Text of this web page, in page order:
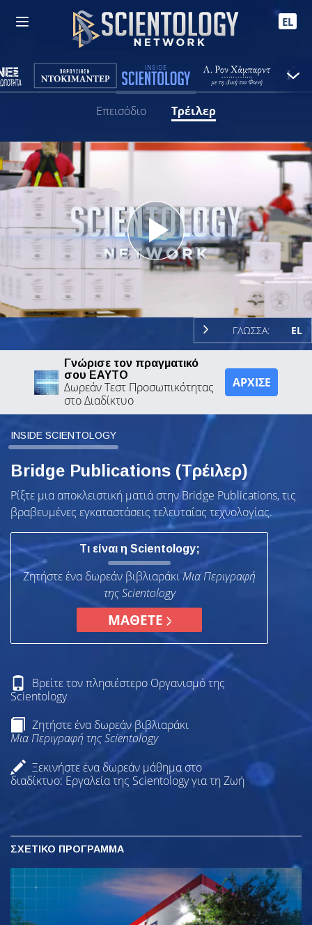
EL
Επεισόδιο Τρέιλερ
Play
ΓΛΩΣΣΑ: EL
Γνώρισε τον πραγματικό
σου ΕΑΥΤΟ
Δωρεάν Τεστ Προσωπικότητας
στο Διαδίκτυο
ΑΡΧΙΣΕ
INSIDE SCIENTOLOGY
Bridge Publications (Τρέιλερ)
Ρίξτε μια αποκλειστική ματιά στην Bridge Publications, τις
βραβευμένες εγκαταστάσεις τελευταίας τεχνολογίας.
Τι είναι η Scientology;
Ζητήστε ένα δωρεάν βιβλιαράκιΜια Περιγραφή
της Scientology
ΜΑΘΕΤΕ
Βρείτε τον πλησιέστερο Οργανισμό της
Scientology
Ζητήστε ένα δωρεάν βιβλιαράκι
Μια Περιγραφή της Scientology
Ξεκινήστε ένα δωρεάν μάθημα στο
διαδίκτυο: Εργαλεία της Scientology για τη Ζωή
ΣΧΕΤΙΚΟ ΠΡΟΓΡΑΜΜΑ